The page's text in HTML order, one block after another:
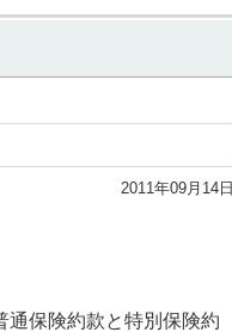
2011年09月14日
通保険約款と特別保険約